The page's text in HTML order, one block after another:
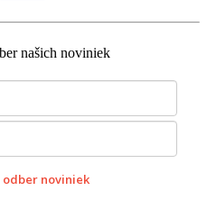
našich noviniek
odber noviniek